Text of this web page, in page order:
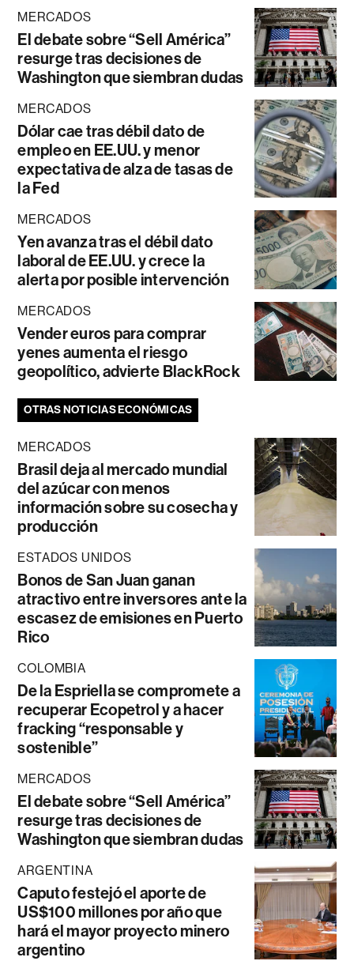
MERCADOS
El debate sobre “Sell América”
resurge tras decisiones de
Washington que siembran dudas
MERCADOS
Dólar cae tras débil dato de
empleo en EE.UU. y menor
expectativa de alza de tasas de
la Fed
MERCADOS
Yen avanza tras el débil dato
laboral de EE.UU. y crece la
alerta por posible intervención
MERCADOS
Vender euros para comprar
yenes aumenta el riesgo
geopolítico, advierte BlackRock
OTRAS NOTICIAS ECONÓMICAS
MERCADOS
Brasil deja al mercado mundial
del azúcar con menos
información sobre su cosecha y
producción
ESTADOS UNIDOS
Bonos de San Juan ganan
atractivo entre inversores ante la
escasez de emisiones en Puerto
Rico
COLOMBIA
De la Espriella se compromete a
recuperar Ecopetrol y a hacer
fracking “responsable y
sostenible”
MERCADOS
El debate sobre “Sell América”
resurge tras decisiones de
Washington que siembran dudas
ARGENTINA
Caputo festejó el aporte de
US$100 millones por año que
hará el mayor proyecto minero
argentino